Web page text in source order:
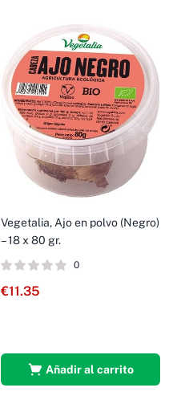
Vegetalia, Ajo en polvo (Negro)
– 18 x 80 gr.
0
€11.35
Añadir al carrito